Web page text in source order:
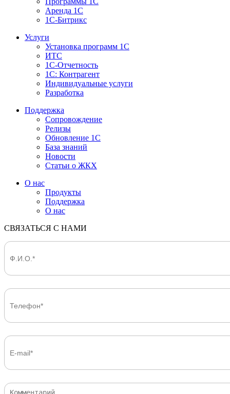
Аренда 1С
1С-Битрикс
Услуги
Установка программ 1С
ИТС
1С-Отчетность
1С: Контрагент
Индивидуальные услуги
Разработка
Поддержка
Сопровождение
Релизы
Обновление 1С
База знаний
Новости
Статьи о ЖКХ
О нас
Продукты
Поддержка
О нас
СВЯЗАТЬСЯ С НАМИ